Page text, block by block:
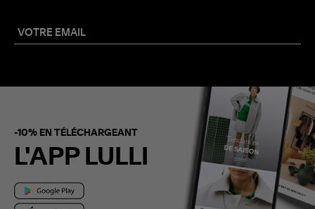
-10% EN TÉLÉCHARGEANT
L'APP LULLI